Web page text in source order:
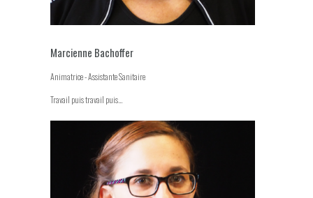
Marcienne Bachoffer
Animatrice - Assistante Sanitaire
Travail puis travail puis...